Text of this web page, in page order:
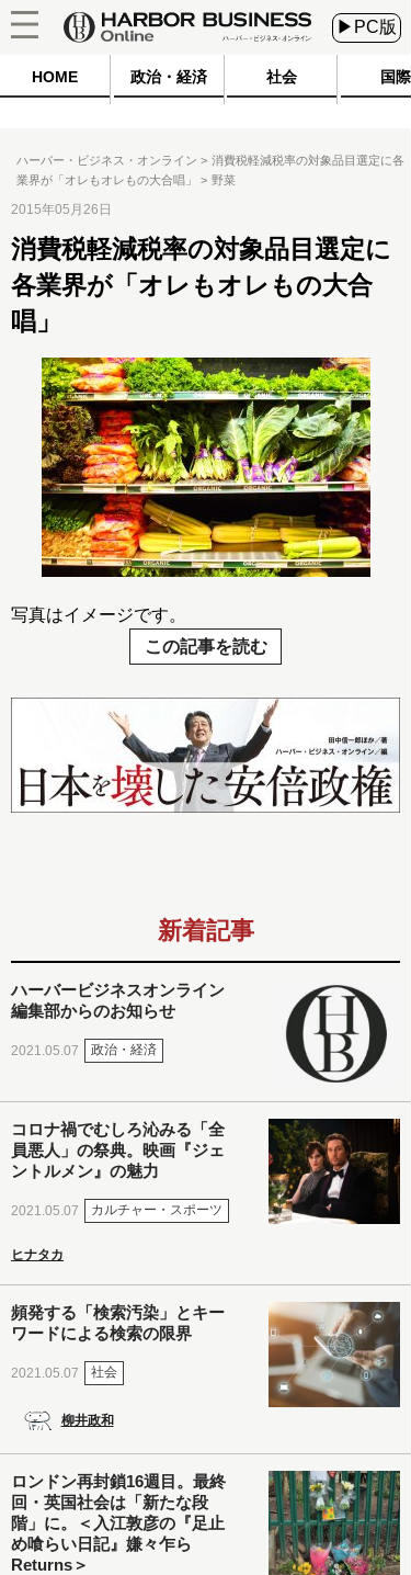
▶PC版
HOME 政治・経済 社会 国際
ハーバー・ビジネス・オンライン
消費税軽減税率の対象品目選定に各
業界が「オレもオレもの大合唱」
野菜
2015年05月26日
消費税軽減税率の対象品目選定に
各業界が「オレもオレもの大合
唱」
写真はイメージです。
この記事を読む
新着記事
ハーバービジネスオンライン
編集部からのお知らせ
2021.05.07 政治・経済
コロナ禍でむしろ沁みる「全
員悪人」の祭典。映画『ジェ
ントルメン』の魅力
2021.05.07 カルチャー・スポーツ
ヒナタカ
頻発する「検索汚染」とキー
ワードによる検索の限界
2021.05.07 社会
柳井政和
ロンドン再封鎖16週目。最終
回・英国社会は「新たな段
階」に。＜入江敦彦の『足止
め喰らい日記』嫌々乍ら
Returns＞